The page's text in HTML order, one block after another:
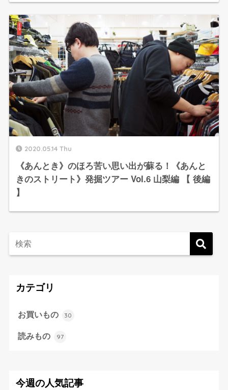
2020.05.14 Thu
《あんとき》のほろ苦い思い出が蘇る！《あんと
きのストリート》発掘ツアー Vol.6 山梨編 【 後編
】
カテゴリ
お買いもの 30
読みもの 97
今週の人気記事